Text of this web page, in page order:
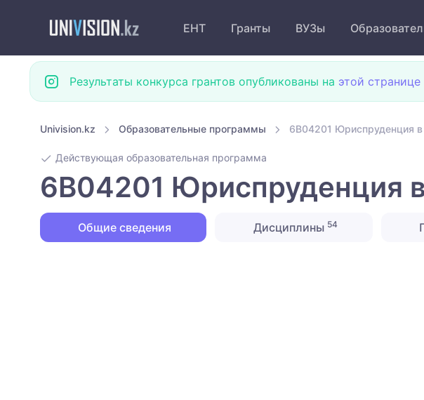
ЕНТ Гранты ВУЗы
Результаты конкурса грантов опубликованы на этой странице
Univision.kz Образовательные программы 6B04201 Юриспруденция
Действующая образовательная программа
6B04201 Юриспруденция
Общие сведения Дисциплины 54